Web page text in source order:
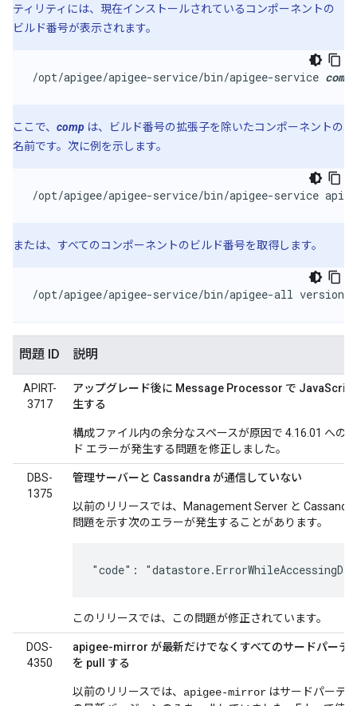
ティリティには、現在インストールされているコンポーネントの
ビルド番号が表示されます。
/opt/apigee/apigee-service/bin/apigee-service comp
ここで、 comp は、ビルド番号の拡張子を除いたコンポーネントの
名前です。次に例を示します。
/opt/apigee/apigee-service/bin/apigee-service
または、すべてのコンポーネントのビルド番号を取得します。
/opt/apigee/apigee-service/bin/apigee-all version
問題 ID 説明
APIRT-
3717
アップグレード後に Message Processor で JavaScript
生する
構成ファイル内の余分なスペースが原因で 4.16.01 への
ド エラーが発生する問題を修正しました。
DBS-
1375
管理サーバーと Cassandra が通信していない
以前のリリースでは、Management Server と
問題を示す次のエラーが発生することがあります。
"code":
このリリースでは、この問題が修正されています。
DOS-
4350
apigee-mirror が最新だけでなくすべてのサードパーテ
を pull する
以前のリリースでは、 apigee-mirror はサードパーテ